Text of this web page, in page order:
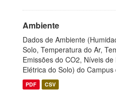
Ambiente
Dados de Ambiente
Solo, Temperatura do Ar,
Emissões do CO2, Níveis
Elétrica do Solo) do Campus
PDF CSV